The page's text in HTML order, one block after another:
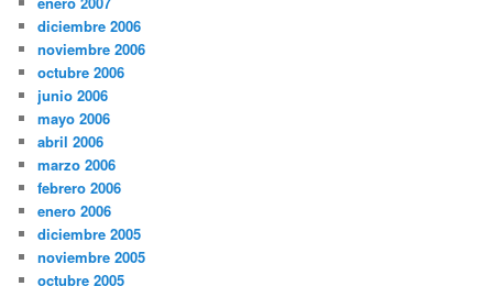
diciembre 2006
noviembre 2006
octubre 2006
junio 2006
mayo 2006
abril 2006
marzo 2006
febrero 2006
enero 2006
diciembre 2005
noviembre 2005
octubre 2005